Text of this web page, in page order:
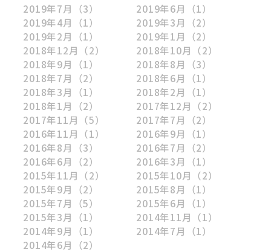
2019年7月
（3） 2019年6月
（1）
2019年4月
（1） 2019年3月
（2）
2019年2月
（1） 2019年1月
（2）
2018年12月 （2） 2018年10月 （2）
2018年9月
（1） 2018年8月
（3）
2018年7月
（2） 2018年6月
（1）
2018年3月
（1） 2018年2月
（1）
2018年1月
（2） 2017年12月 （2）
2017年11月 （5） 2017年7月
（2）
2016年11月 （1） 2016年9月
（1）
2016年8月
（3） 2016年7月
（2）
2016年6月
（2） 2016年3月
（1）
2015年11月 （2） 2015年10月 （2）
2015年9月
（2） 2015年8月
（1）
2015年7月
（5） 2015年6月
（1）
2015年3月
（1） 2014年11月 （1）
2014年9月
（1） 2014年7月
（1）
2014年6月
（2）